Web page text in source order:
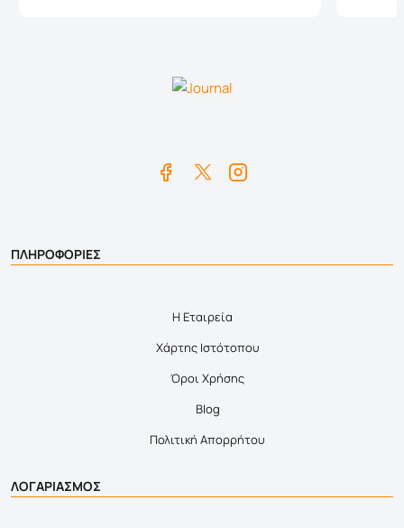
ΠΛΗΡΟΦΟΡΙΕΣ
Η Εταιρεία
Χάρτης Ιστότοπου
Όροι Χρήσης
Blog
Πολιτική Απορρήτου
ΛΟΓΑΡΙΑΣΜΟΣ